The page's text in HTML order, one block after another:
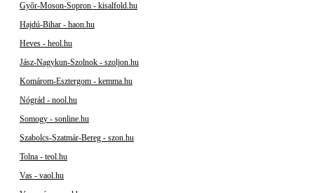
Győr-Moson-Sopron - kisalfold.hu
Hajdú-Bihar - haon.hu
Heves - heol.hu
Jász-Nagykun-Szolnok - szoljon.hu
Komárom-Esztergom - kemma.hu
Nógrád - nool.hu
Somogy - sonline.hu
Szabolcs-Szatmár-Bereg - szon.hu
Tolna - teol.hu
Vas - vaol.hu